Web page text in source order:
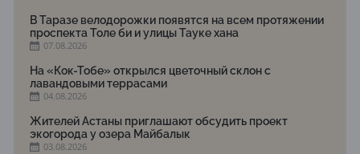
В Таразе велодорожки появятся на всем протяжении
проспекта Толе би и улицы Тауке хана
07.08.2026
На «Кок-Тобе» открылся цветочный склон с
лавандовыми террасами
04.08.2026
Жителей Астаны приглашают обсудить проект
экогорода у озера Майбалык
03.08.2026